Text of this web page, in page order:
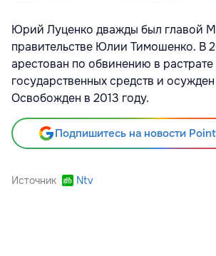
Юрий Луценко дважды был главой
правительстве Юлии Тимошенко. В
арестован по обвинению в растрате
государственных средств и
Освобожден в 2013 году.
Подпишитесь на новости
Источник Ntv